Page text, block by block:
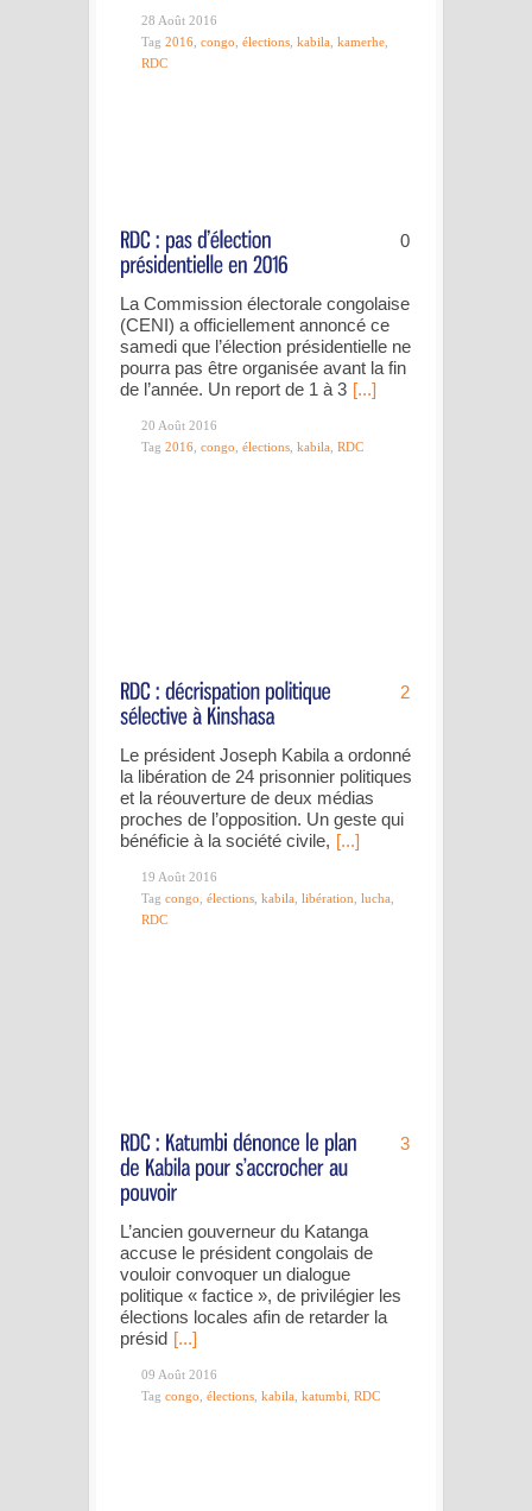
28 Août 2016
Tag 2016, congo, élections, kabila, kamerhe,
RDC
0
La Commission électorale congolaise
(CENI) a officiellement annoncé ce
samedi que l’élection présidentielle ne
pourra pas être organisée avant la fin
de l’année. Un report de 1 à 3 [...]
20 Août 2016
Tag 2016 congo élections kabila RDC
2
Le président Joseph Kabila a ordonné
la libération de 24 prisonnier politiques
et la réouverture de deux médias
proches de l’opposition. Un geste qui
bénéficie à la société civile, [...]
19 Août 2016
Tag congo élections kabila libération lucha
RDC
3
L’ancien gouverneur du Katanga
accuse le président congolais de
vouloir convoquer un dialogue
politique « factice », de privilégier les
élections locales afin de retarder la
présid [...]
09 Août 2016
Tag congo, élections, kabila, katumbi, RDC